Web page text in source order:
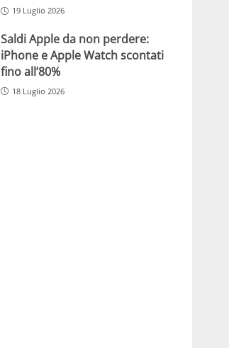
19 Luglio 2026
Saldi Apple da non perdere:
iPhone e Apple Watch scontati
fino all’80%
18 Luglio 2026